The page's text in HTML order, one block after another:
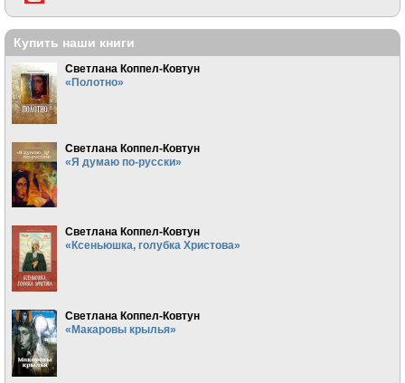
Купить наши книги
Светлана Коппел-Ковтун
«Полотно»
Светлана Коппел-Ковтун
«Я думаю по-русски»
Светлана Коппел-Ковтун
«Ксеньюшка, голубка Христова»
Светлана Коппел-Ковтун
«Макаровы крылья»